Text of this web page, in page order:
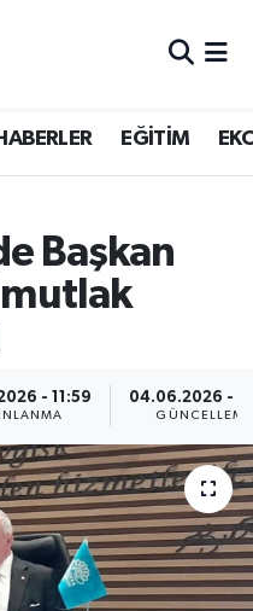
EĞİTİM
Başkan
- 11:59 04.06.2026 -
GÜNCELLEME